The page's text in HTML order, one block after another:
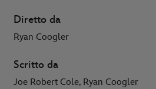
Diretto da
Ryan Coogler
Scritto da
Joe Robert Cole, Ryan Coogler